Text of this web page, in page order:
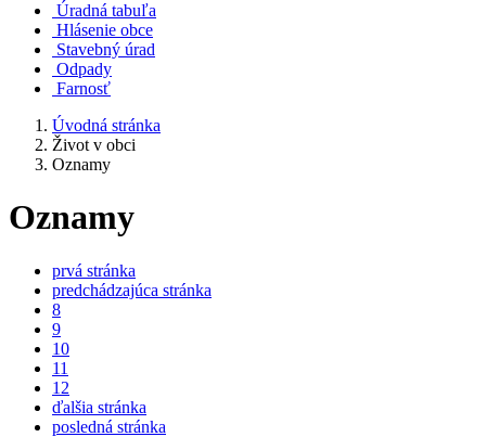
Úradná tabuľa
Hlásenie obce
Stavebný úrad
Odpady
Farnosť
Úvodná stránka
Život v obci
Oznamy
Oznamy
prvá stránka
predchádzajúca stránka
8
9
10
11
12
ďalšia stránka
posledná stránka